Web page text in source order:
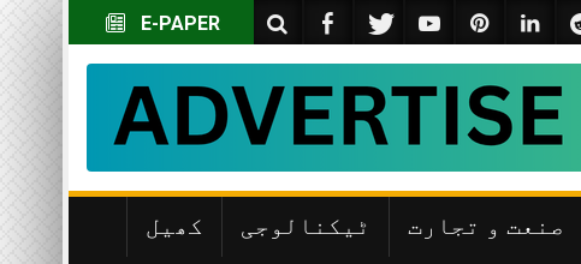
E-PAPER
صنعت و تجارت ٹیکنالوجی کھیل